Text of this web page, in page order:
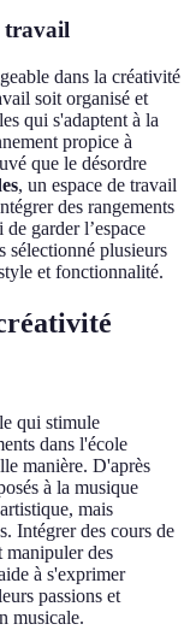
travail
dans la créativité
soit organisé et
qui s'adaptent à la
propice à
que le désordre
, un espace de travail
des rangements
garder l’espace
sélectionné plusieurs
et fonctionnalité.
qui stimule
dans l'école
manière. D'après
à la musique
mais
Intégrer des cours de
manipuler des
à s'exprimer
passions et
musicale.